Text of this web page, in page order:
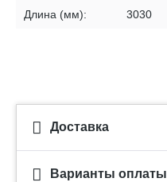
Длина (мм): 3030
Доставка
Варианты оплаты